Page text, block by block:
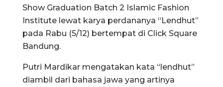
Show Graduation Batch 2 Islamic Fashion
Institute lewat karya perdananya “Lendhut”
pada Rabu (5/12) bertempat di Click Square
Bandung.
Putri Mardikar mengatakan kata “lendhut”
diambil dari bahasa jawa yang artinya